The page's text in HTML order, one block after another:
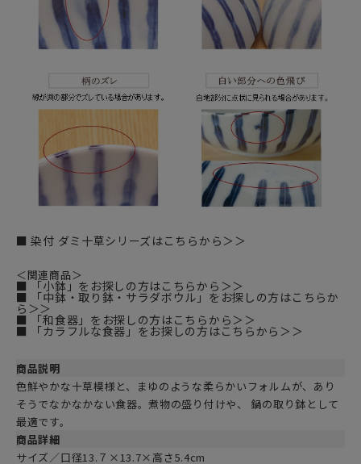
■ 染付 ダミ十草シリーズはこちらから＞＞
＜関連商品＞
■ 「小鉢」をお探しの方はこちらから＞＞
■ 「中鉢・取り鉢・サラダボウル」をお探しの方はこちらか
ら＞＞
■ 「和食器」をお探しの方はこちらから＞＞
■ 「カラフルな食器」をお探しの方はこちらから＞＞
商品説明
色鮮やかな十草模様と、まゆのような柔らかいフォルムが、あり
そうでなかなかない食器。煮物の盛り付けや、 鍋の取り鉢として
最適です。
商品詳細
サイズ／口径13.７×13.7×高さ5.4cm